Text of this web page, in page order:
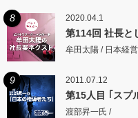
8 2020.04.1
第114回 社長と
牟田太陽 / 日本経
9 2011.07.12
第15人目 ｢スプ
渡部昇一氏 /